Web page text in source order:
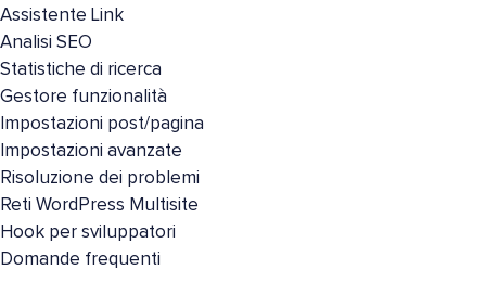
Assistente Link
Analisi SEO
Statistiche di ricerca
Gestore funzionalità
Impostazioni post/pagina
Impostazioni avanzate
Risoluzione dei problemi
Reti WordPress Multisite
Hook per sviluppatori
Domande frequenti